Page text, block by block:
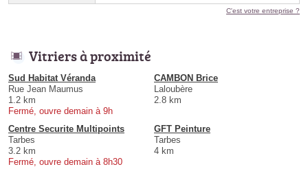
C'est votre entreprise ?
Vitriers à proximité
Sud Habitat Véranda
Rue Jean Maumus
1.2 km
Fermé, ouvre demain à 9h
CAMBON Brice
Laloubère
2.8 km
Centre Securite Multipoints
Tarbes
3.2 km
Fermé, ouvre demain à 8h30
GFT Peinture
Tarbes
4 km